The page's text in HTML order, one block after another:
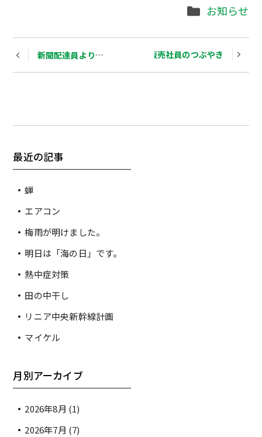
Categories
お知らせ
Post
新聞配達員より、お願いいたします。 五味販売社員のつぶやき
最近の記事
蝉
エアコン
梅雨が明けました。
明日は「海の日」です。
熱中症対策
田の中干し
リニア中央新幹線計画
マイケル
月別アーカイブ
2026年8月 (1)
2026年7月 (7)